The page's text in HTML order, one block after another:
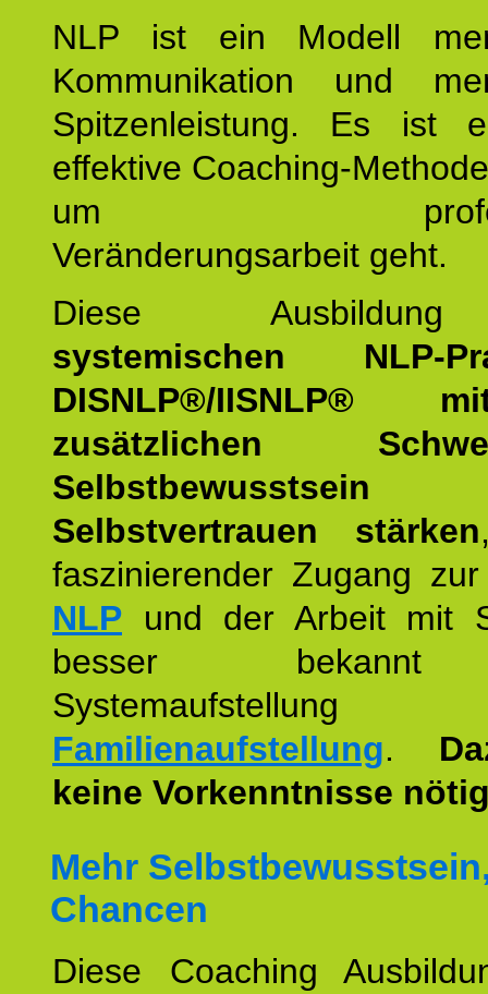
NLP ist ein Modell
Kommunikation und
Spitzenleistung. Es ist
effektive Coaching-
um
Veränderungsarbeit geht.
Diese
systemischen NLP-
DISNLP®/IISNLP®
zusätzlichen
Selbstvertrauen stärken
faszinierender Zugang
NLP und der Arbeit mit
besser
Familienaufstellung.
keine Vorkenntnisse
Mehr
Chancen
Diese Coaching